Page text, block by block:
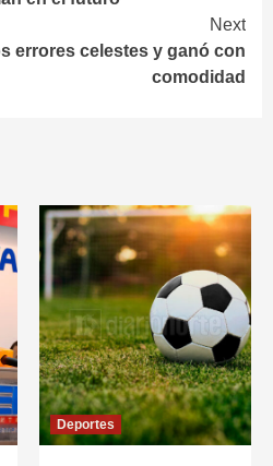
Next
errores celestes y ganó con
comodidad
Deportes